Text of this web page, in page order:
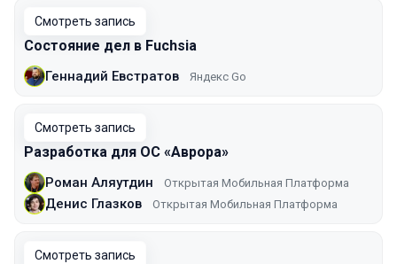
Смотреть запись
Состояние дел в Fuchsia
Геннадий Евстратов Яндекс Go
Смотреть запись
Разработка для ОС «Аврора»
Роман Аляутдин Открытая Мобильная Платформа
Денис Глазков Открытая Мобильная Платформа
Смотреть запись